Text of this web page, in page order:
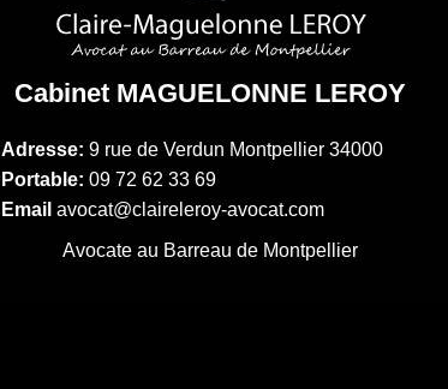
Avocate au Barreau de Montpellier
Cabinet MAGUELONNE LEROY
Adresse: 9 rue de Verdun Montpellier 34000
Portable: 09 72 62 33 69
Email avocat@claireleroy-avocat.com